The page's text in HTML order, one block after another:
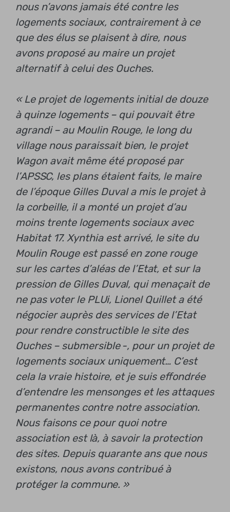
nous n’avons jamais été contre les
logements sociaux, contrairement à ce
que des élus se plaisent à dire, nous
avons proposé au maire un projet
alternatif à celui des Ouches.
« Le projet de logements initial de douze
à quinze logements – qui pouvait être
agrandi – au Moulin Rouge, le long du
village nous paraissait bien, le projet
Wagon avait même été proposé par
l’APSSC, les plans étaient faits, le maire
de l’époque Gilles Duval a mis le projet à
la corbeille, il a monté un projet d’au
moins trente logements sociaux avec
Habitat 17. Xynthia est arrivé, le site du
Moulin Rouge est passé en zone rouge
sur les cartes d’aléas de l’Etat, et sur la
pression de Gilles Duval, qui menaçait de
ne pas voter le PLUi, Lionel Quillet a été
négocier auprès des services de l’Etat
pour rendre constructible le site des
Ouches – submersible -, pour un projet de
logements sociaux uniquement… C’est
cela la vraie histoire, et je suis effondrée
d’entendre les mensonges et les attaques
permanentes contre notre association.
Nous faisons ce pour quoi notre
association est là, à savoir la protection
des sites. Depuis quarante ans que nous
existons, nous avons contribué à
protéger la commune. »